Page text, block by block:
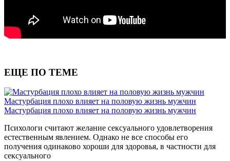
ЕЩЕ ПО ТЕМЕ
Мастурбация плохо влияет на половую жизнь мужчин
Мастурбация плохо влияет на половую жизнь мужчин
Психологи считают желание сексуального удовлетворения
естественным явлением. Однако не все способы его
получения одинаково хороши для здоровья, в частности для
сексуального